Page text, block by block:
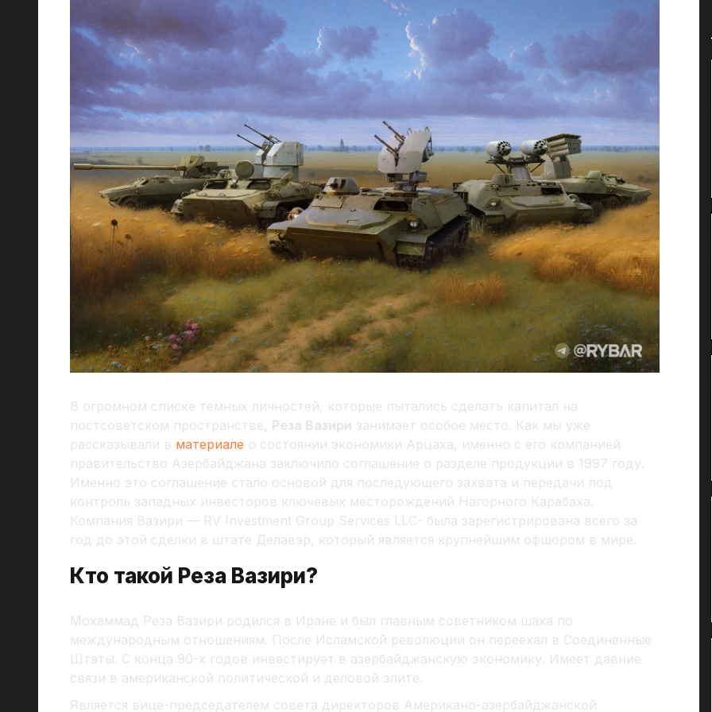
В огромном списке темных личностей, которые пытались сделать капитал на
постсоветском пространстве, Реза Вазири занимает особое место. Как мы уже
рассказывали в материале о состоянии экономики Арцаха, именно с его компанией
правительство Азербайджана заключило соглашение о разделе продукции в 1997 году.
Именно это соглашение стало основой для последующего захвата и передачи под
контроль западных инвесторов ключевых месторождений Нагорного Карабаха.
Компания Вазири — RV Investment Group Services LLC- была зарегистрирована всего за
год до этой сделки в штате Делавэр, который является крупнейшим офшором в мире.
Кто такой Реза Вазири?
Мохаммад Реза Вазири родился в Иране и был главным советником шаха по
международным отношениям. После Исламской революции он переехал в Соединенные
Штаты. С конца 90-х годов инвестирует в азербайджанскую экономику. Имеет давние
связи в американской политической и деловой элите.
Является вице-председателем совета директоров Американо-азербайджанской